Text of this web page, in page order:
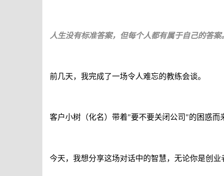
人生没有标准答案，但每个人都有属于自己的答案
前几天，我完成了一场令人难忘的教练会谈。
客户小树（化名）带着"要不要关闭公司 "的困惑而
今天，我想分享这场对话中的智慧，无论你是创